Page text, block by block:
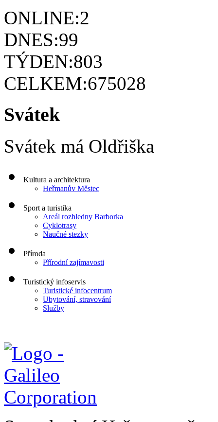
ONLINE:2
DNES:99
TÝDEN:803
CELKEM:675028
Svátek
Svátek má Oldřiška
Kultura a architektura
Heřmanův Městec
Sport a turistika
Areál rozhledny Barborka
Cyklotrasy
Naučné stezky
Příroda
Přírodní zajímavosti
Turistický infoservis
Turistické infocentrum
Ubytování, stravování
Služby